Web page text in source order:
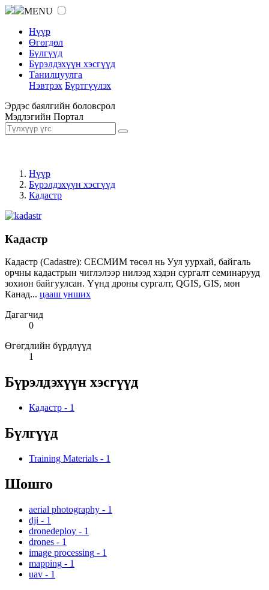
MENU
Нүүр
Өгөгдөл
Бүлгүүд
Бүрэлдэхүүн хэсгүүд
Танилцуулга
Нэвтрэх Бүртгүүлэх
Эрдэс баялгийн боловсрол
Мэдлэгийн Портал
Нүүр
Бүрэлдэхүүн хэсгүүд
Кадастр
Кадастр
Кадастр (Cadastre): СЕСМИМ төсөл нь Уул уурхай, байгаль
орчны кадастрын чиглэлээр нилээд хэдэн сургалт семинарууд
зохион байгуулсан. Үүнд дроны сургалт, QGIS, GIS, мөн
Канад... цааш унших
Дагагчид
0
Өгөгдлийн бүрдлүүд
1
Бүрэлдэхүүн хэсгүүд
Кадастр - 1
Бүлгүүд
Training Materials - 1
Шошго
aerial photography - 1
dji - 1
dronedeploy - 1
drones - 1
image processing - 1
mapping - 1
uav - 1